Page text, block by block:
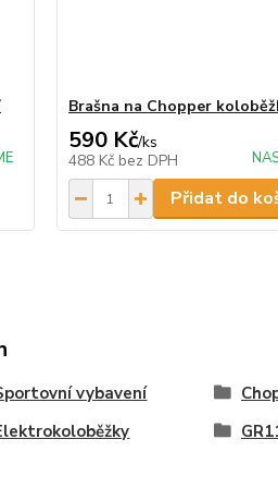
Brašna na Chopper
590 Kč/ks
488 Kč bez DPH
Přidat do
vybavení